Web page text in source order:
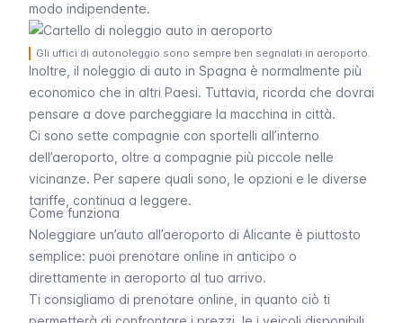
modo indipendente.
Gli uffici di autonoleggio sono sempre ben segnalati in aeroporto.
Inoltre, il noleggio di auto in Spagna è normalmente più
economico che in altri Paesi. Tuttavia, ricorda che dovrai
pensare a dove parcheggiare la macchina in città.
Ci sono sette compagnie con sportelli all’interno
dell’aeroporto, oltre a compagnie più piccole nelle
vicinanze. Per sapere quali sono, le opzioni e le diverse
tariffe, continua a leggere.
Come funziona
Noleggiare un’auto all’aeroporto di Alicante è piuttosto
semplice: puoi prenotare online in anticipo o
direttamente in aeroporto al tuo arrivo.
Ti consigliamo di prenotare online, in quanto ciò ti